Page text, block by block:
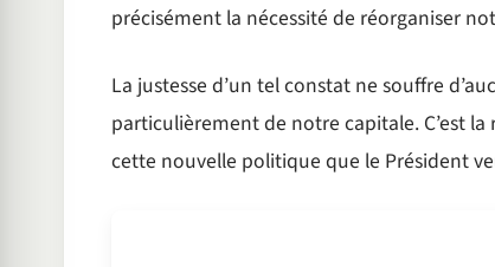
précisément la nécessité de réorganiser
La justesse d’un tel constat ne souffre
particulièrement de notre capitale. C’est
cette nouvelle politique que le Président